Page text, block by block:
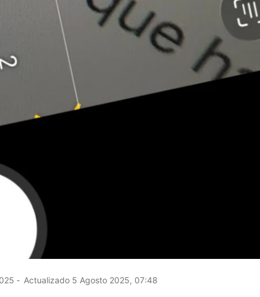
Actualizado 5 Agosto 2025, 07:48